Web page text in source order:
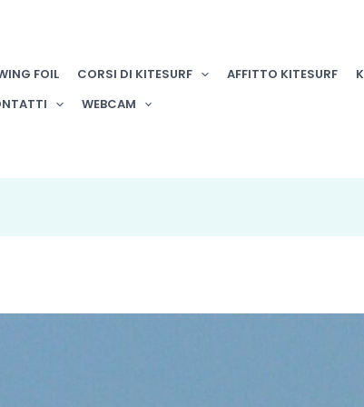
FOIL CORSI DI KITESURF AFFITTO KITESURF
WEBCAM